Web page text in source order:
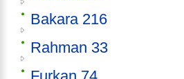
Bakara 216
Rahman 33